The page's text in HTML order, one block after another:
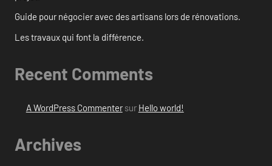
Guide pour négocier avec des artisans lors de rénovations.
Les travaux qui font la différence.
Recent Comments
A WordPress Commentersur Hello world!
Archives